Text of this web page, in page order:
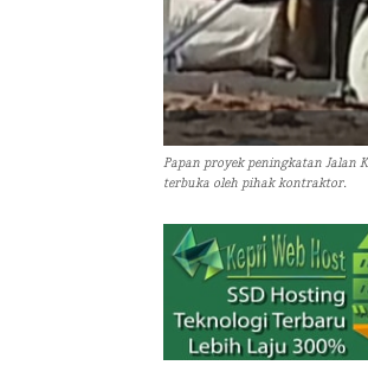
Papan proyek peningkatan Jalan
terbuka oleh pihak kontraktor.